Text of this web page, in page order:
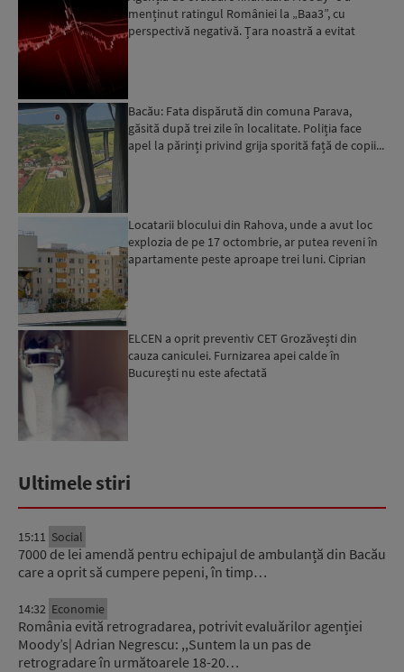
menținut ratingul României la „Baa3”, cu
perspectivă negativă. Țara noastră a evitat
Bacău: Fata dispărută din comuna Parava,
găsită după trei zile în localitate. Poliția face
apel la părinți privind grija sporită față de copii...
Locatarii blocului din Rahova, unde a avut loc
explozia de pe 17 octombrie, ar putea reveni în
apartamente peste aproape trei luni. Ciprian
ELCEN a oprit preventiv CET Grozăvești din
cauza caniculei. Furnizarea apei calde în
Bucureşti nu este afectată
Ultimele stiri
15:11 Social
7000 de lei amendă pentru echipajul de ambulanță din Bacău
care a oprit să cumpere pepeni, în timp…
14:32 Economie
România evită retrogradarea, potrivit evaluărilor agenției
Moody’s| Adrian Negrescu: ,,Suntem la un pas de
retrogradare în următoarele 18-20…